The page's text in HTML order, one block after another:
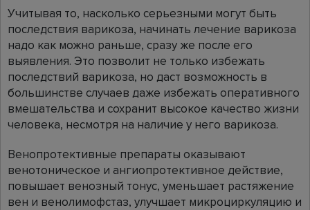
Учитывая то, насколько серьезными могут быть
последствия варикоза, начинать лечение варикоза
надо как можно раньше, сразу же после его
выявления. Это позволит не только избежать
последствий варикоза, но даст возможность в
большинстве случаев даже избежать оперативного
вмешательства и сохранит высокое качество жизни
человека, несмотря на наличие у него варикоза.
Венопротективные препараты оказывают
венотоническое и ангиопротективное действие,
повышает венозный тонус, уменьшает растяжение
вен и венолимофстаз, улучшает микроциркуляцию и